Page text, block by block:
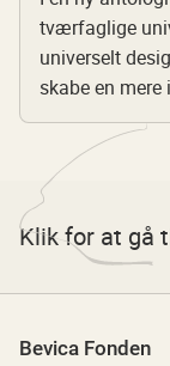
tværfaglige
universelt
skabe en
Klik for at gå
Bevica Fonden